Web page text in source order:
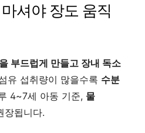
셔야 장도 움직
부드럽게 만들고 장내 독소
유 섭취량이 많을수록 수분
4~7세 아동 기준, 물
장됩니다.